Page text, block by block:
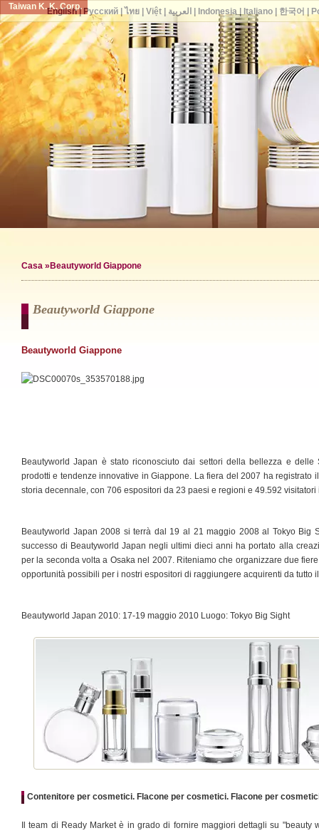
Taiwan K. K. Corp.
Casa »Beautyworld Giappone
Beautyworld Giappone
Beautyworld Giappone
Beautyworld Japan è stato riconosciuto dai settori della bellezza e
prodotti e tendenze innovative in Giappone. La fiera del 2007 ha registrato
storia decennale, con 706 espositori da 23 paesi e regioni e 49.592
Beautyworld Japan 2008 si terrà dal 19 al 21 maggio 2008 al Tokyo Big
successo di Beautyworld Japan negli ultimi dieci anni ha portato alla
per la seconda volta a Osaka nel 2007. Riteniamo che organizzare due
opportunità possibili per i nostri espositori di raggiungere acquirenti da tutto
Beautyworld Japan 2010: 17-19 maggio 2010 Luogo: Tokyo Big Sight
Contenitore per cosmetici. Flacone per cosmetici. Flacone per
Il team di Ready Market è in grado di fornire maggiori dettagli su
English| Русский| ไทย| Việt| العربية Indonesia| Italiano| 한국어